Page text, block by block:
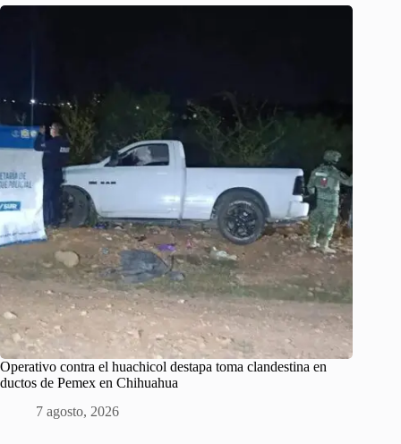
Operativo contra el huachicol destapa toma clandestina en
ductos de Pemex en Chihuahua
7 agosto, 2026